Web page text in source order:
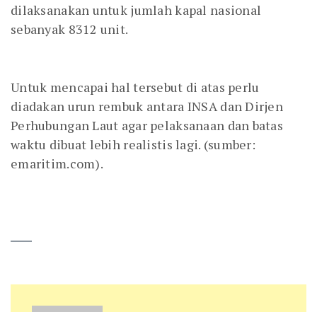
dilaksanakan untuk jumlah kapal nasional
sebanyak 8312 unit.
Untuk mencapai hal tersebut di atas perlu
diadakan urun rembuk antara INSA dan Dirjen
Perhubungan Laut agar pelaksanaan dan batas
waktu dibuat lebih realistis lagi. (sumber:
emaritim.com).